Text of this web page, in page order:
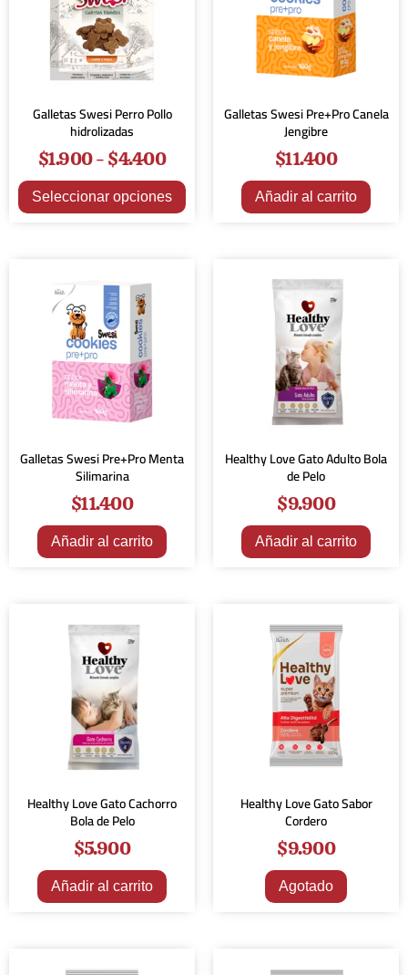
Galletas Swesi Perro Pollo
hidrolizadas
$1.900-$4.400
Seleccionar opciones
Galletas Swesi Pre+Pro Canela
Jengibre
$11.400
Añadir al carrito
Galletas Swesi Pre+Pro Menta
Silimarina
$11.400
Añadir al carrito
Healthy Love Gato Adulto Bola
de Pelo
$9.900
Añadir al carrito
Healthy Love Gato Cachorro
Bola de Pelo
$5.900
Añadir al carrito
Healthy Love Gato Sabor
Cordero
$9.900
Agotado